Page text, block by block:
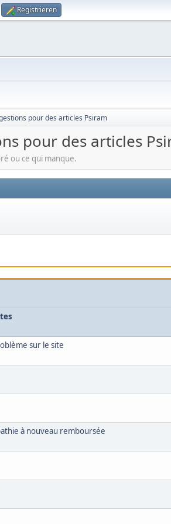
Registrieren
pour des articles Psiram
pour des articles
ou ce qui manque.
sur le site
à nouveau remboursée